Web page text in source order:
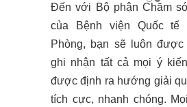
Đến với Bộ phận Chăm
của Bệnh viện Quốc tế
Phòng, bạn sẽ luôn
ghi nhận tất cả mọi ý
được định ra hướng giải
tích cực, nhanh chóng.